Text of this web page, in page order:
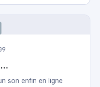
…
son enfin en ligne